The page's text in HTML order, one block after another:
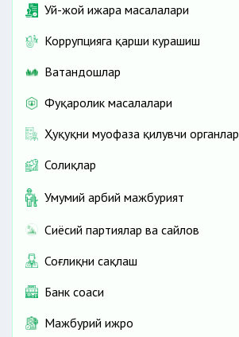
Уй-жой ижара масалалари
Коррупцияга қарши курашиш
Ватандошлар
Фуқаролик масалалари
Ҳуқуқни муҳофаза қилувчи органлар
Солиқлар
Умумий ҳарбий мажбурият
Сиёсий партиялар ва сайлов
Соғлиқни сақлаш
Банк соҳаси
Мажбурий ижро